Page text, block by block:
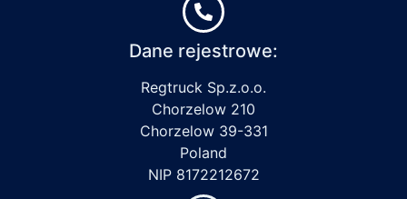
Dane rejestrowe:
Regtruck Sp.z.o.o.
Chorzelow 210
Chorzelow 39-331
Poland
NIP 8172212672